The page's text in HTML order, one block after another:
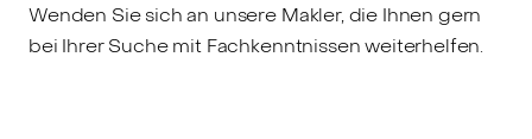
Wenden Sie sich an unsere Makler, die Ihnen gern
bei Ihrer Suche mit Fachkenntnissen weiterhelfen.